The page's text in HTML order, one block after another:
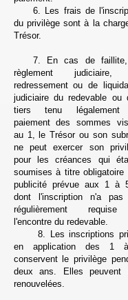
6. Les frais de
du privilège sont à la
Trésor.
7. En cas de
règlement judiciaire,
redressement ou de
judiciaire du redevable ou
tiers tenu
paiement des sommes
au 1, le Trésor ou son
ne peut exercer son
pour les créances qui
soumises à titre obligatoire
publicité prévue aux 1 à
dont l'inscription n'a pas
régulièrement
l'encontre du redevable.
8. Les inscriptions
en application des 1
conservent le privilège
deuxans. Elles peuvent
renouvelées.